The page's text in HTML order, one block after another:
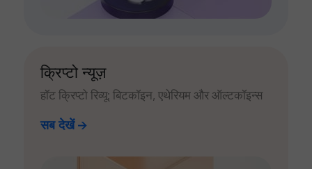
क्रिप्टो न्यूज़
हॉट क्रिप्टो रिव्यू: बिटकॉइन, एथेरियम और ऑल्टकॉइन्स
सब देखें